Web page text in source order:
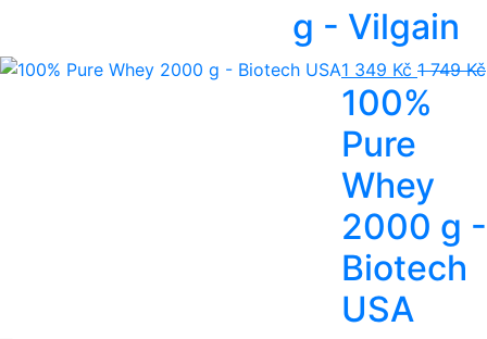
g - Vilgain
1 349 Kč 1 749 Kč
100%
Pure
Whey
2000 g -
Biotech
USA